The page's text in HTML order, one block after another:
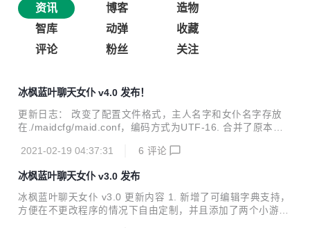
资讯 博客
造物
智库
动弹
收藏
评论
粉丝 关注
冰枫蓝叶聊天女仆 v4.0 发布！
更新日志： 改变了配置文件格式，主人名字和女仆名字存放
在./maidcfg/maid.conf，编码方式为UTF-16. 合并了原本备
在前端和字典中添加了部分英文内容，方便以英语为母语的人
的开始.
2021-02-19 04:37:31 6 评论
冰枫蓝叶聊天女仆 v3.0 发布
冰枫蓝叶聊天女仆 v3.0 更新内容 1. 新增了可编辑字典支持，
方便在不更改程序的情况下自由定制，并且添加了两个小游戏